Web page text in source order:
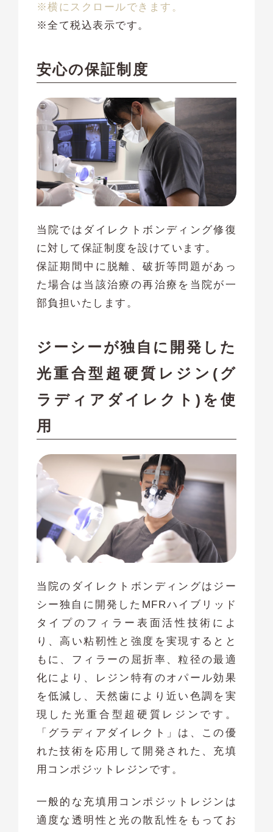
※横にスクロールできます。
※全て税込表示です。
安心の保証制度
当院ではダイレクトボンディング修復
に対して保証制度を設けています。
保証期間中に脱離、破折等問題があっ
た場合は当該治療の再治療を当院が一
部負担いたします。
ジーシーが独自に開発した
光重合型超硬質レジン(グ
ラディアダイレクト)を使
用
当院のダイレクトボンディングはジー
シー独自に開発したMFRハイブリッド
タイプのフィラー表面活性技術によ
り、高い粘靭性と強度を実現するとと
もに、フィラーの屈折率、粒径の最適
化により、レジン特有のオパール効果
を低減し、天然歯により近い色調を実
現した光重合型超硬質レジンです。
「グラディアダイレクト」は、この優
れた技術を応用して開発された、充填
用コンポジットレジンです。
一般的な充填用コンポジットレジンは
適度な透明性と光の散乱性をもってお